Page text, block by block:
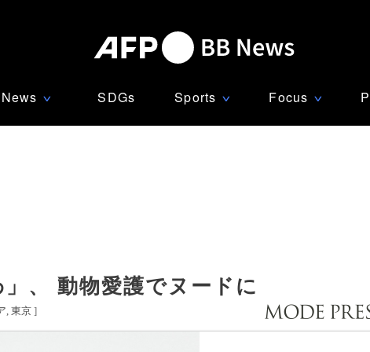
News ∨ SDGs Sports ∨ Focus ∨
、 動物愛護でヌードに
東京 ]